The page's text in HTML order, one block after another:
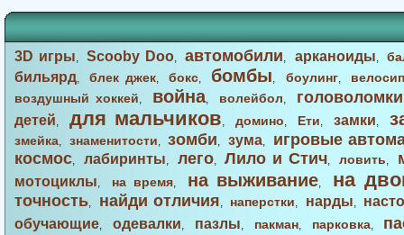
3D игры,Scooby Doo,автомобили, арканоиды,
бильярд,блек джек,бокс, бомбы, боулинг,
воздушный хоккей, война, волейбол, головоломки
детей, для мальчиков, домино, Ети, замки,
змейка, знаменитости,зомби, зума,
игровые
космос, лабиринты, лего,Лило и Стич,ловить,
мотоциклы, на время, на выживание, на
точность, найди отличия, наперстки, нарды,
обучающие, одевалки, пазлы, пакман, парковка,